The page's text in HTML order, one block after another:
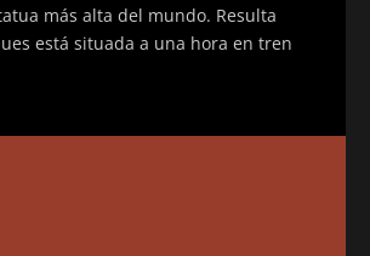
más alta del mundo. Resulta
está situada a una hora en tren